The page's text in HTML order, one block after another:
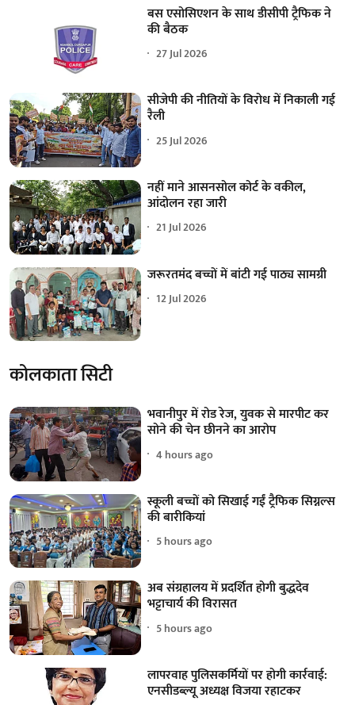
बस एसोसिएशन के साथ डीसीपी ट्रैफिक ने
की बैठक
27 Jul 2026
सीजेपी की नीतियों के विरोध में निकाली गई
रैली
25 Jul 2026
नहीं माने आसनसोल कोर्ट के वकील,
आंदोलन रहा जारी
21 Jul 2026
जरूरतमंद बच्चों में बांटी गई पाठ्य सामग्री
12 Jul 2026
कोलकाता सिटी
भवानीपुर में रोड रेज, युवक से मारपीट कर
सोने की चेन छीनने का आरोप
4 hours ago
स्कूली बच्चों को सिखाई गईं ट्रैफिक सिग्नल्स
की बारीकियां
5 hours ago
अब संग्रहालय में प्रदर्शित होगी बुद्धदेव
भट्टाचार्य की विरासत
5 hours ago
लापरवाह पुलिसकर्मियों पर होगी कार्रवाई:
एनसीडब्ल्यू अध्यक्ष विजया रहाटकर